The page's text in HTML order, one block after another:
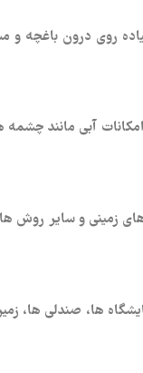
روی درون باغچه و
آبی مانند چشمه‌
زمینی و سایر روش‌ های
ها، صندلی‌ ها،